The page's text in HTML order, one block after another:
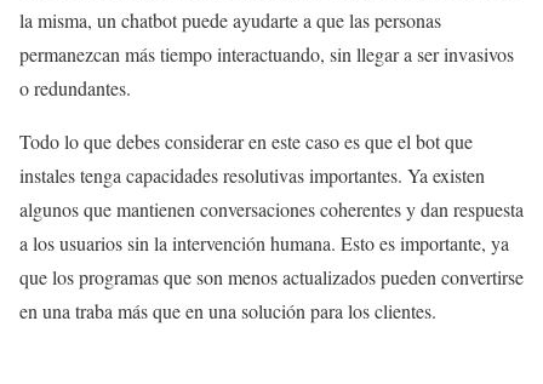
la misma, un chatbot puede ayudarte a que las personas
permanezcan más tiempo interactuando, sin llegar a ser invasivos
o redundantes.
Todo lo que debes considerar en este caso es que el bot que
instales tenga capacidades resolutivas importantes. Ya existen
algunos que mantienen conversaciones coherentes y dan respuesta
a los usuarios sin la intervención humana. Esto es importante, ya
que los programas que son menos actualizados pueden convertirse
en una traba más que en una solución para los clientes.